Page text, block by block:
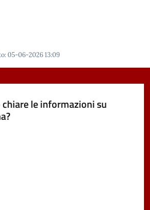
:05-06-2026 13:09
le informazioni su